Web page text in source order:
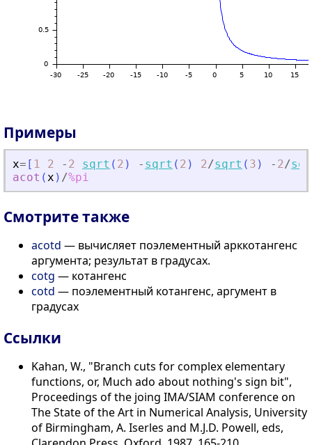
Примеры
x= [ 1 2 - 2 sqrt ( 2 ) - sqrt ( 2 ) 2/sqrt ( 3 ) - 2/
acot (x ) /%pi
Смотрите также
acotd — вычисляет поэлементный арккотангенс
аргумента; результат в градусах.
cotg — котангенс
cotd — поэлементный котангенс, аргумент в
градусах
Ссылки
Kahan, W., "Branch cuts for complex elementary
functions, or, Much ado about nothing's sign bit",
Proceedings of the joing IMA/SIAM conference on
The State of the Art in Numerical Analysis, University
of Birmingham, A. Iserles and M.J.D. Powell, eds,